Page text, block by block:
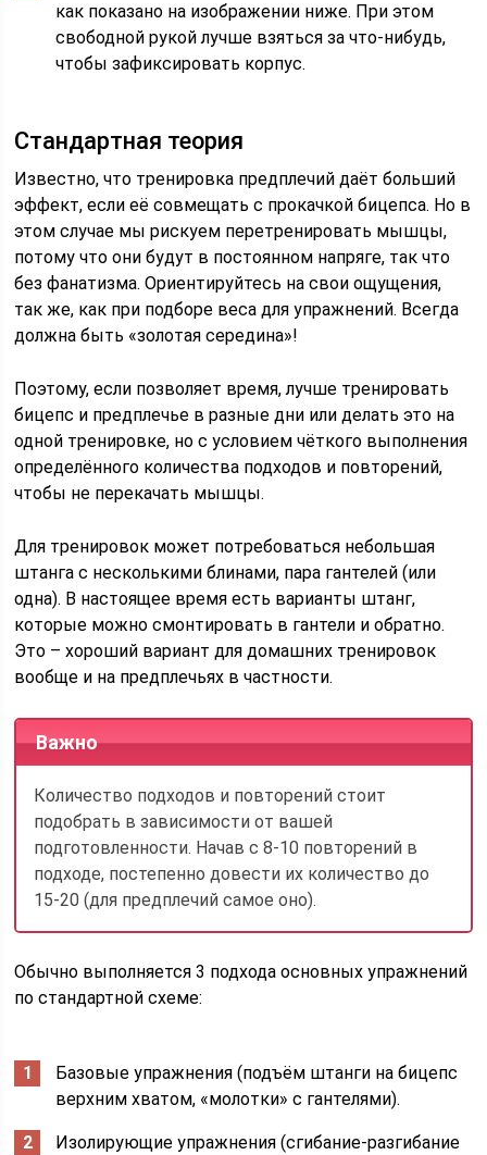
как показано на изображении ниже. При этом
свободной рукой лучше взяться за что-нибудь,
чтобы зафиксировать корпус.
Стандартная теория
Известно, что тренировка предплечий даёт больший
эффект, если её совмещать с прокачкой бицепса. Но в
этом случае мы рискуем перетренировать мышцы,
потому что они будут в постоянном напряге, так что
без фанатизма. Ориентируйтесь на свои ощущения,
так же, как при подборе веса для упражнений. Всегда
должна быть «золотая середина»!
Поэтому, если позволяет время, лучше тренировать
бицепс и предплечье в разные дни или делать это на
одной тренировке, но с условием чёткого выполнения
определённого количества подходов и повторений,
чтобы не перекачать мышцы.
Для тренировок может потребоваться небольшая
штанга с несколькими блинами, пара гантелей (или
одна). В настоящее время есть варианты штанг,
которые можно смонтировать в гантели и обратно.
Это – хороший вариант для домашних тренировок
вообще и на предплечьях в частности.
Важно
Количество подходов и повторений стоит
подобрать в зависимости от вашей
подготовленности. Начав с 8-10 повторений в
подходе, постепенно довести их количество до
15-20 (для предплечий самое оно).
Обычно выполняется 3 подхода основных упражнений
по стандартной схеме:
Базовые упражнения (подъём штанги на бицепс
верхним хватом, «молотки» с гантелями).
Изолирующие упражнения (сгибание-разгибание